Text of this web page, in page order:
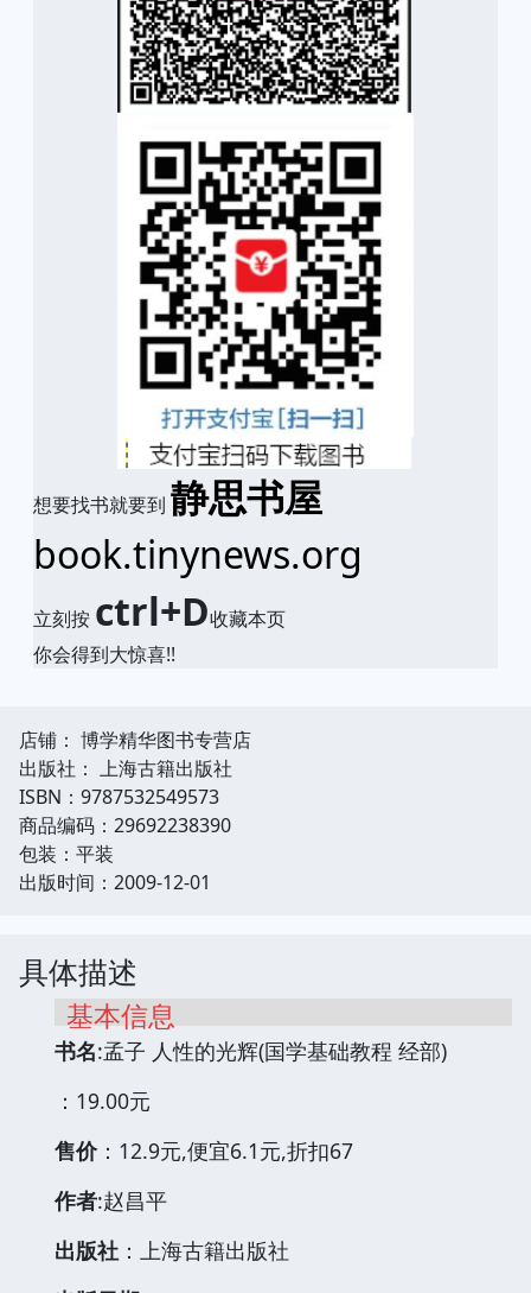
想要找书就要到 静思书屋
book.tinynews.org
立刻按 ctrl+D收藏本页
你会得到大惊喜!!
店铺： 博学精华图书专营店
出版社： 上海古籍出版社
ISBN：9787532549573
商品编码：29692238390
包装：平装
出版时间：2009-12-01
具体描述
基本信息
书名:孟子 人性的光辉(国学基础教程 经部)
：19.00元
售价：12.9元,便宜6.1元,折扣67
作者:赵昌平
出版社 ：上海古籍出版社